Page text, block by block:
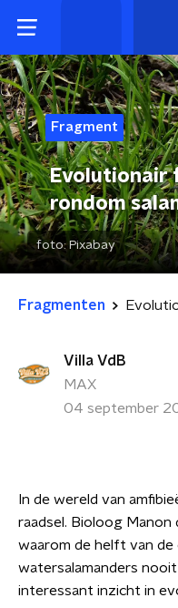
Fragment
Evolutionair
rondom
foto: Pixabay
Fragmenten
Villa VdB
MAX
04 september
In de wereld van
raadsel. Bioloog
waarom de helft van
watersalamanders
interessant inzicht in